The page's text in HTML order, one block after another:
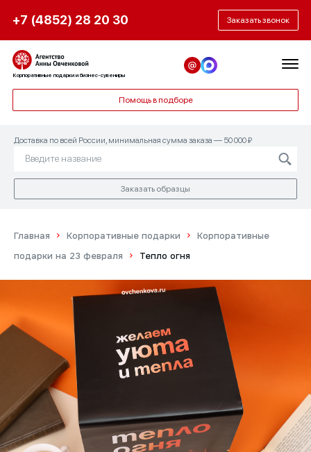
+7 (4852) 28 20 30 Заказать звонок
Корпоративные подарки и бизнес-сувениры
Помощь в подборе
Доставка по всей России, минимальная сумма заказа — 50 000 ₽
Заказать образцы
Главная Корпоративные подарки
Корпоративные
подарки на 23 февраля
Тепло огня
набором?
придумаем то, что нужно именно вам!
Заполните форму заявки, чтобы мы могли
доставки.